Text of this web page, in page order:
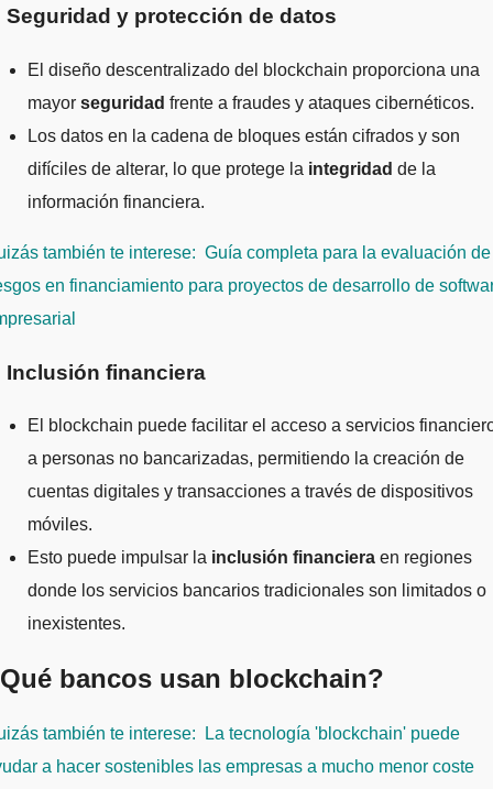
Seguridad y protección de datos
El diseño descentralizado del blockchain proporciona una
mayor seguridad frente a fraudes y ataques cibernéticos.
Los datos en la cadena de bloques están cifrados y son
difíciles de alterar, lo que protege la integridad de la
información financiera.
también te interese: Guía completa para la evaluación de
en financiamiento para proyectos de desarrollo de
Inclusión financiera
El blockchain puede facilitar el acceso a servicios
a personas no bancarizadas, permitiendo la creación de
cuentas digitales y transacciones a través de dispositivos
móviles.
Esto puede impulsar la inclusión financiera en regiones
donde los servicios bancarios tradicionales son limitados o
inexistentes.
bancos usan blockchain?
también te interese:
La tecnología 'blockchain' puede
a hacer sostenibles las empresas a mucho menor coste